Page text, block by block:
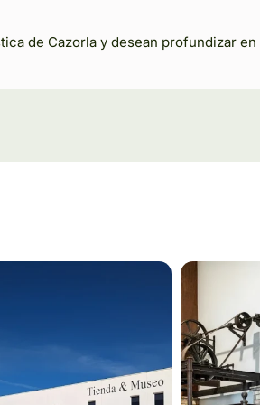
de Cazorla y desean profundizar en